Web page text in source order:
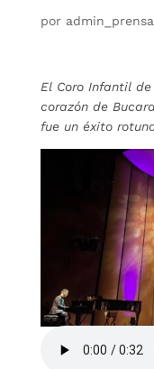
por admin_prensa
El Coro Infantil
corazón de
fue un éxito